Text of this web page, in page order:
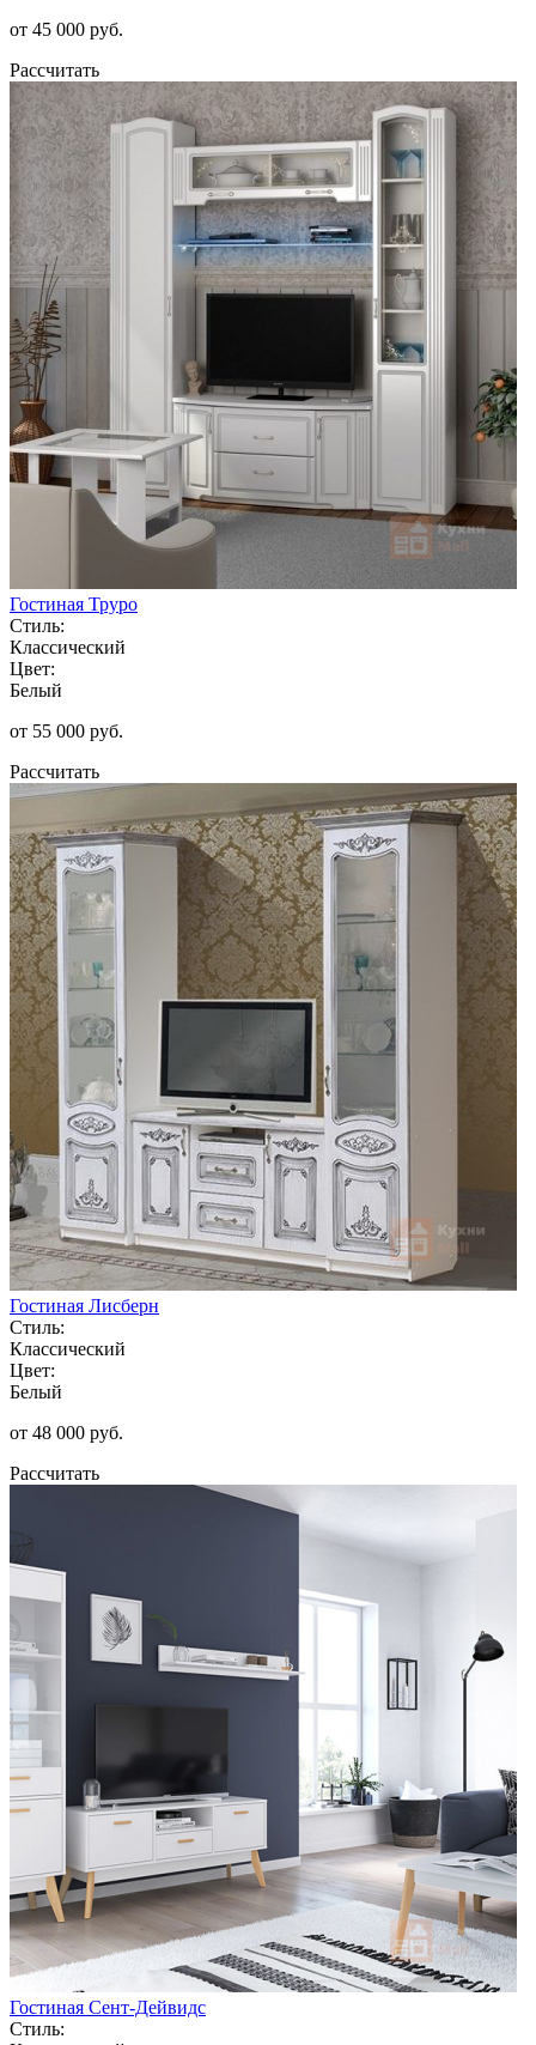
от 45 000 руб.
Рассчитать
Гостиная Труро
Стиль:
Классический
Цвет:
Белый
от 55 000 руб.
Рассчитать
Гостиная Лисберн
Стиль:
Классический
Цвет:
Белый
от 48 000 руб.
Рассчитать
Гостиная Сент-Дейвидс
Стиль: